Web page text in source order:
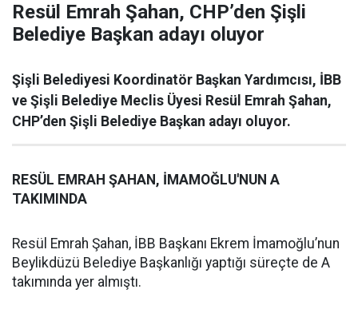
Resül Emrah Şahan, CHP’den Şişli
Belediye Başkan adayı oluyor
Şişli Belediyesi Koordinatör Başkan Yardımcısı, İBB
ve Şişli Belediye Meclis Üyesi Resül Emrah Şahan,
CHP’den Şişli Belediye Başkan adayı oluyor.
RESÜL EMRAH ŞAHAN, İMAMOĞLU'NUN A
TAKIMINDA
Resül Emrah Şahan, İBB Başkanı Ekrem İmamoğlu’nun
Beylikdüzü Belediye Başkanlığı yaptığı süreçte de A
takımında yer almıştı.